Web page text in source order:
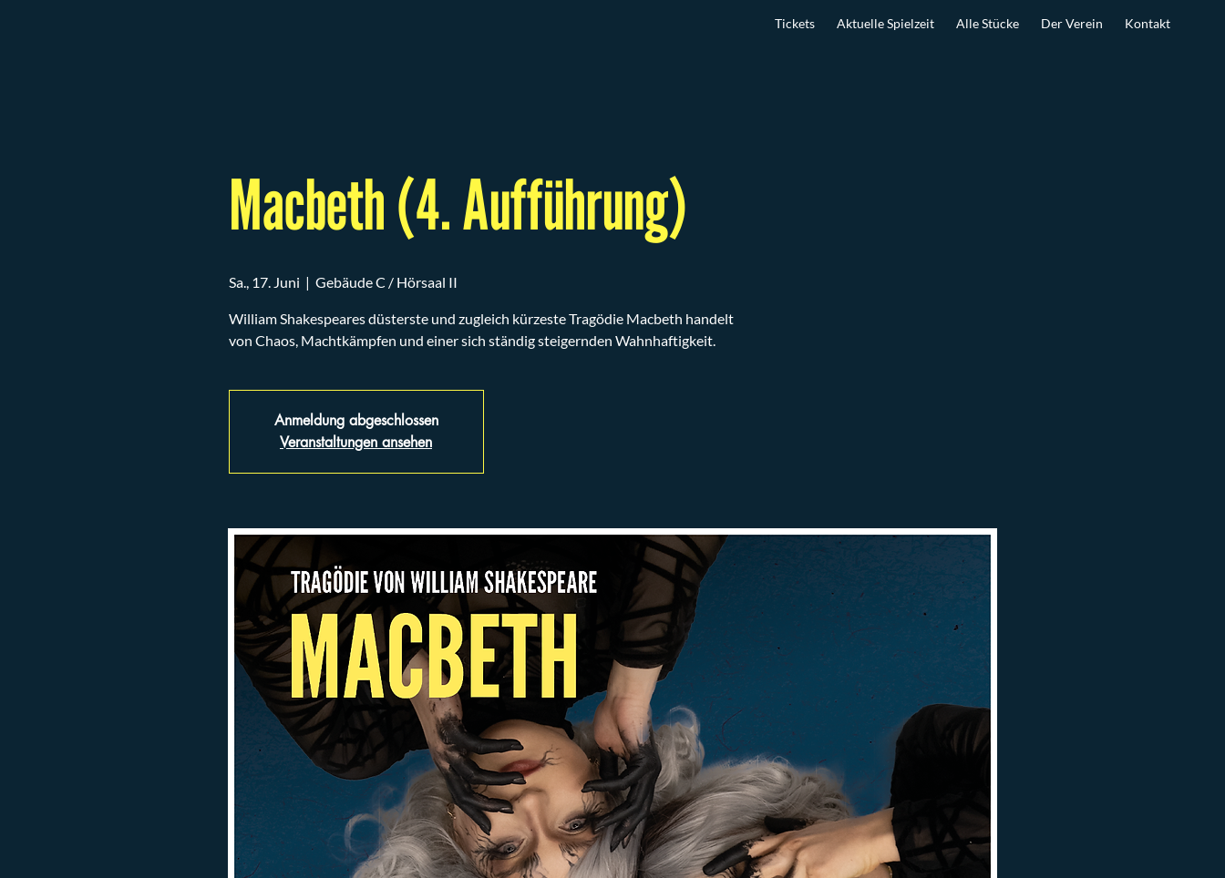
Tickets Aktuelle Spielzeit Alle Stücke Der Verein Kontakt
Macbeth (4. Aufführung)
Sa., 17. Juni
  |
Gebäude C / Hörsaal II
William Shakespeares düsterste und zugleich kürzeste Tragödie Macbeth handelt
von Chaos, Machtkämpfen und einer sich ständig steigernden Wahnhaftigkeit.
Anmeldung abgeschlossen
Veranstaltungen ansehen